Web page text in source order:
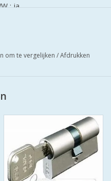
: ja
om te vergelijken /Afdrukken